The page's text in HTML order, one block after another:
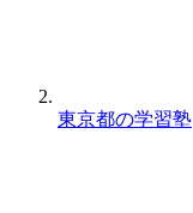
東京都の学習塾